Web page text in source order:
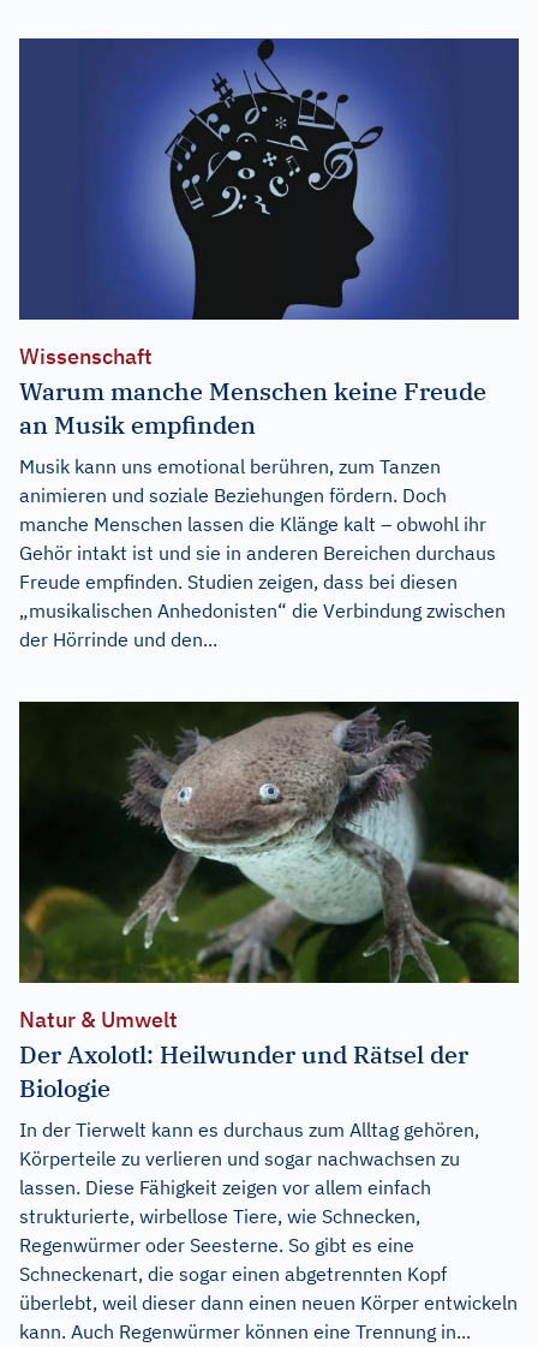
Wissenschaft
Warum manche Menschen keine Freude
an Musik empfinden
Musik kann uns emotional berühren, zum Tanzen
animieren und soziale Beziehungen fördern. Doch
manche Menschen lassen die Klänge kalt – obwohl ihr
Gehör intakt ist und sie in anderen Bereichen durchaus
Freude empfinden. Studien zeigen, dass bei diesen
„musikalischen Anhedonisten“ die Verbindung zwischen
der Hörrinde und den...
Natur & Umwelt
Der Axolotl: Heilwunder und Rätsel der
Biologie
In der Tierwelt kann es durchaus zum Alltag gehören,
Körperteile zu verlieren und sogar nachwachsen zu
lassen. Diese Fähigkeit zeigen vor allem einfach
strukturierte, wirbellose Tiere, wie Schnecken,
Regenwürmer oder Seesterne. So gibt es eine
Schneckenart, die sogar einen abgetrennten Kopf
überlebt, weil dieser dann einen neuen Körper entwickeln
kann. Auch Regenwürmer können eine Trennung in...